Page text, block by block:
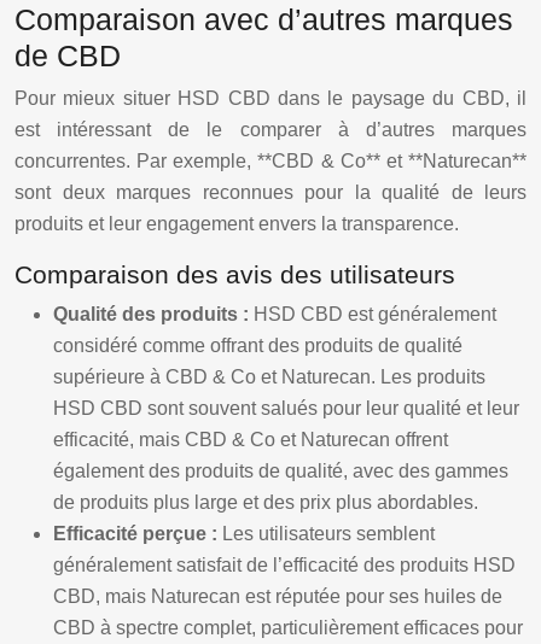
Comparaison avec d’autres marques
de CBD
Pour mieux situer HSD CBD dans le paysage du CBD, il
est intéressant de le comparer à d’autres marques
concurrentes. Par exemple, **CBD & Co** et **Naturecan**
sont deux marques reconnues pour la qualité de leurs
produits et leur engagement envers la transparence.
Comparaison des avis des utilisateurs
Qualité des produits : HSD CBD est généralement
considéré comme offrant des produits de qualité
supérieure à CBD & Co et Naturecan. Les produits
HSD CBD sont souvent salués pour leur qualité et leur
efficacité, mais CBD & Co et Naturecan offrent
également des produits de qualité, avec des gammes
de produits plus large et des prix plus abordables.
Efficacité perçue : Les utilisateurs semblent
généralement satisfait de l’efficacité des produits HSD
CBD, mais Naturecan est réputée pour ses huiles de
CBD à spectre complet, particulièrement efficaces pour